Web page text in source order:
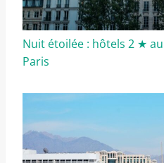
Nuit étoilée : hôtels 2 ★
Paris